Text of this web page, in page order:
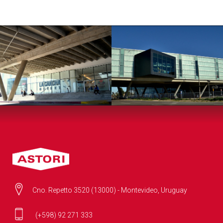
Cno. Repetto 3520 (13000) - Montevideo, Uruguay
(+598) 92 271 333